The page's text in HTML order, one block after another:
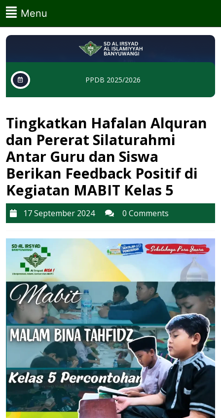
Skip
to
content
Menu
PPDB 2025/2026
Tingkatkan Hafalan Alquran
dan Pererat Silaturahmi
Antar Guru dan Siswa
Berikan Feedback Positif di
Kegiatan MABIT Kelas 5
17 September 2024
17
September
2024
0 Comments